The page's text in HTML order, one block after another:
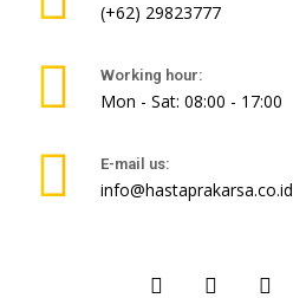
(+62) 29823777
Working hour:
Mon - Sat: 08:00 - 17:00
E-mail us:
info@hastaprakarsa.co.id